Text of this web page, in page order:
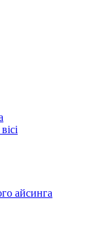
айсинга